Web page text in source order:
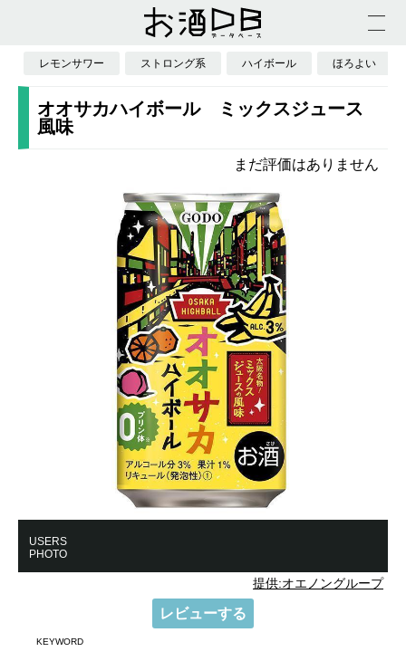
レモンサワー ストロング系 ハイボール ほろよい
オオサカハイボール ミックスジュース
風味
まだ評価はありません
USERS
PHOTO
提供:オエノングループ
レビューする
KEYWORD